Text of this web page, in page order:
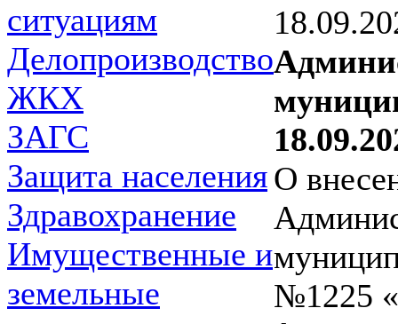
ситуациям
Делопроизводство
ЖКХ
ЗАГС
Защита населения
Здравохранение
Имущественные и
земельные
О
№1225